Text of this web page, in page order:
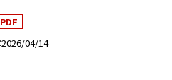
PDF
2026/04/14